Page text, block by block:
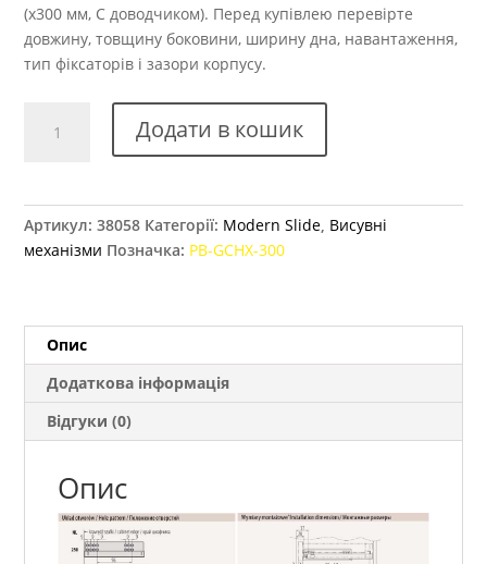
(x300 мм, С доводчиком). Перед купівлею перевірте
довжину, товщину боковини, ширину дна, навантаження,
тип фіксаторів і зазори корпусу.
мм
доводчиком
кількість
Додати в кошик
Артикул:38058 Категорії: Modern Slide Висувні
механізми Позначка: PB-GCHX-300
Опис
Додаткова інформація
Відгуки (0)
Опис